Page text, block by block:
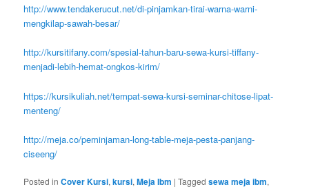
http://www.tendakerucut.net/di-pinjamkan-tirai-warna-warni-
mengkilap-sawah-besar/
http://kursitifany.com/spesial-tahun-baru-sewa-kursi-tiffany-
menjadi-lebih-hemat-ongkos-kirim/
https://kursikuliah.net/tempat-sewa-kursi-seminar-chitose-lipat-
menteng/
http://meja.co/peminjaman-long-table-meja-pesta-panjang-
ciseeng/
Posted in Cover Kursi,kursi,Meja Ibm |Tagged sewa meja ibm,